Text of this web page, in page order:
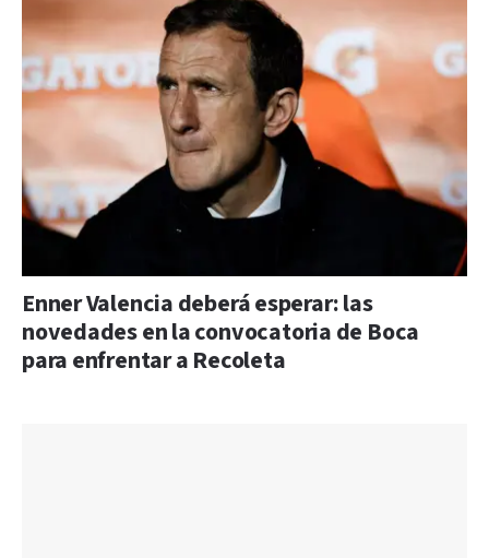
Enner Valencia deberá esperar: las
novedades en la convocatoria de Boca
para enfrentar a Recoleta